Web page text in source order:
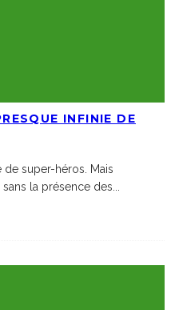
INFINIE DE
de super-héros. Mais
sans la présence des